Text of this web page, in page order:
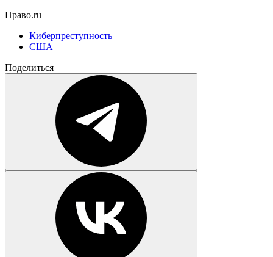
Право.ru
Киберпреступность
США
Поделиться